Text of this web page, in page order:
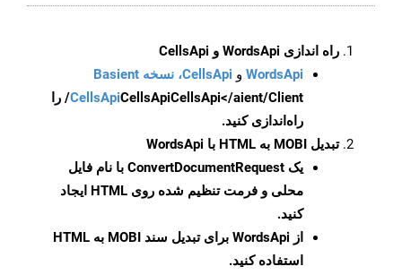
راه اندازی WordsApi و CellsApi
WordsApi و CellsApi، نسخه Basient
CellsApiCellsApi
CellsApi</aient/Client/ را
راه‌اندازی کنید.
تبدیل MOBI به HTML با WordsApi
یک ConvertDocumentRequest با نام فایل
محلی و فرمت تنظیم شده روی HTML ایجاد
کنید.
از WordsApi برای تبدیل سند MOBI به HTML
استفاده کنید.